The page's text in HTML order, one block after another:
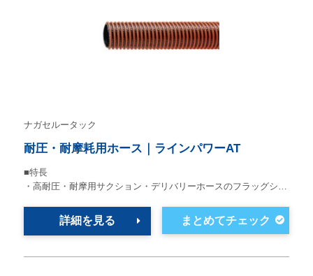
ナガセルータック
耐圧・耐摩耗用ホース｜ラインパワーAT
■特長
・高耐圧・耐摩用サクション・デリバリーホースのフラッグシ…
詳細を見る